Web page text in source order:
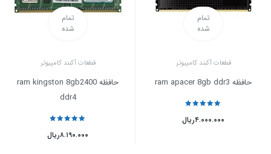
تمام
شده
قطعات آکبند کامپیوتر
حافظه ram apacer 8gb ddr3
ریال۴.۰۰۰.۰۰۰
تمام
شده
قطعات آکبند کامپیوتر
حافظه ram kingston 8gb2400
ddr4
ریال۸.۱۹۰.۰۰۰